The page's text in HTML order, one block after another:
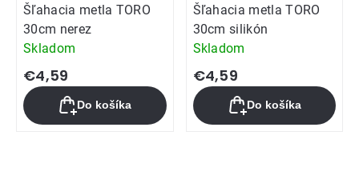
Šľahacia metla TORO
30cm nerez
Skladom
€4,59
Do košíka
Šľahacia metla TORO
30cm silikón
Skladom
€4,59
Do košíka